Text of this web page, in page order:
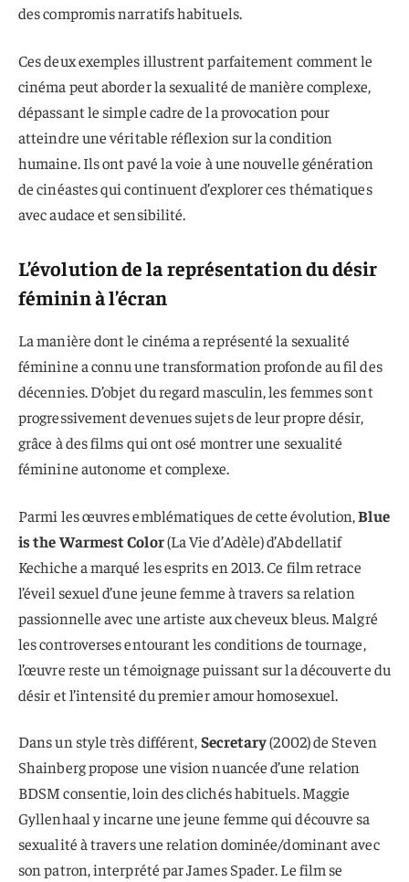
des compromis narratifs habituels.
Ces deux exemples illustrent parfaitement comment le
cinéma peut aborder la sexualité de manière complexe,
dépassant le simple cadre de la provocation pour
atteindre une véritable réflexion sur la condition
humaine. Ils ont pavé la voie à une nouvelle génération
de cinéastes qui continuent d’explorer ces thématiques
avec audace et sensibilité.
L’évolution de la représentation du désir
féminin à l’écran
La manière dont le cinéma a représenté la sexualité
féminine a connu une transformation profonde au fil des
décennies. D’objet du regard masculin, les femmes sont
progressivement devenues sujets de leur propre désir,
grâce à des films qui ont osé montrer une sexualité
féminine autonome et complexe.
Parmi les œuvres emblématiques de cette évolution,Blue
is the Warmest Color(La Vie d’Adèle) d’Abdellatif
Kechiche a marqué les esprits en 2013. Ce film retrace
l’éveil sexuel d’une jeune femme à travers sa relation
passionnelle avec une artiste aux cheveux bleus. Malgré
les controverses entourant les conditions de tournage,
l’œuvre reste un témoignage puissant sur la découverte du
désir et l’intensité du premier amour homosexuel.
Dans un style très différent,Secretary(2002) de Steven
Shainberg propose une vision nuancée d’une relation
BDSM consentie, loin des clichés habituels. Maggie
Gyllenhaal y incarne une jeune femme qui découvre sa
sexualité à travers une relation dominée/dominant avec
son patron, interprété par James Spader. Le film se